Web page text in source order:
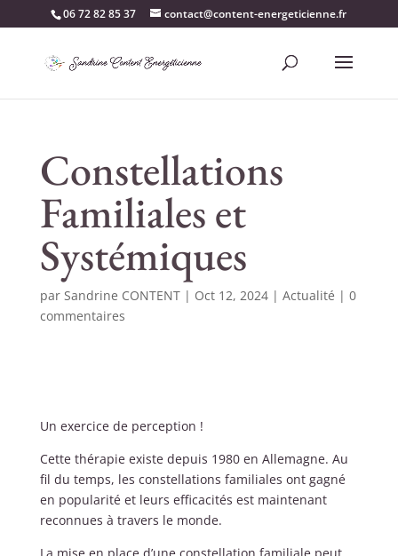
06 72 82 85 37‬ contact@content-energeticienne.fr
Constellations
Familiales et
Systémiques
par Sandrine CONTENT| Oct 12, 2024| Actualité | 0
commentaires
Un exercice de perception !
Cette thérapie existe depuis 1980 en Allemagne. Au
fil du temps, les constellations familiales ont gagné
en popularité et leurs efficacités est maintenant
reconnues à travers le monde.